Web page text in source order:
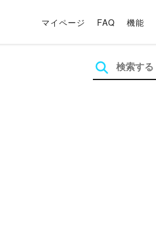
マイページ FAQ 機能